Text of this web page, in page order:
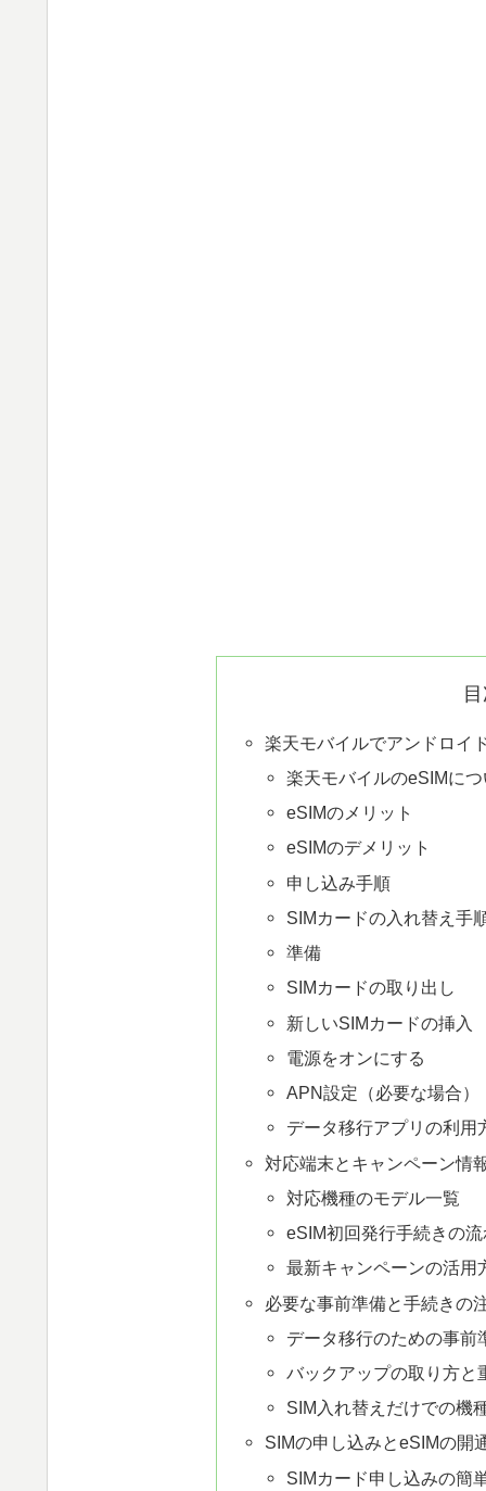
楽天モバイルでアンドロイ
楽天モバイルのeSIMに
eSIMのメリット
eSIMのデメリット
申し込み手順
SIMカードの入れ替え手
準備
SIMカードの取り出し
新しいSIMカードの挿入
電源をオンにする
APN設定（必要な場合）
データ移行アプリの利用
対応端末とキャンペーン情
対応機種のモデル一覧
eSIM初回発行手続きの流
最新キャンペーンの活用
必要な事前準備と手続きの
データ移行のための事前
バックアップの取り方と
SIM入れ替えだけでの機
SIMの申し込みとeSIMの開
SIMカード申し込みの簡